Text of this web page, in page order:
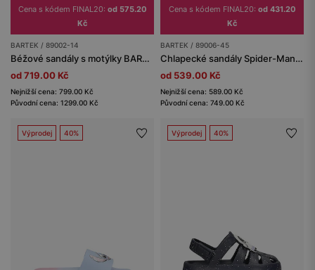
Cena s kódem FINAL20: od 575.20
Kč
BARTEK / 89002-14
Béžové sandály s motýlky BARTEK 89002-14
od 719.00 Kč
Nejnižší cena: 799.00 Kč
Původní cena: 1299.00 Kč
Cena s kódem FINAL20: od 431.20
Kč
BARTEK / 89006-45
Chlapecké sandály Spider-Man se svítící podrážkou BARTEK 89006-45
od 539.00 Kč
Nejnižší cena: 589.00 Kč
Původní cena: 749.00 Kč
Výprodej 40% Výprodej 40%